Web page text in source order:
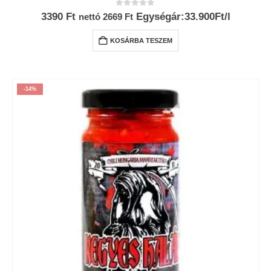
0az 5-ből
3390 Ft nettó 2669 Ft Egységár:33.900Ft/l
KOSÁRBA TESZEM
-14%